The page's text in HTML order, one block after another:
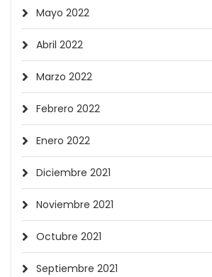
Mayo 2022
Abril 2022
Marzo 2022
Febrero 2022
Enero 2022
Diciembre 2021
Noviembre 2021
Octubre 2021
Septiembre 2021